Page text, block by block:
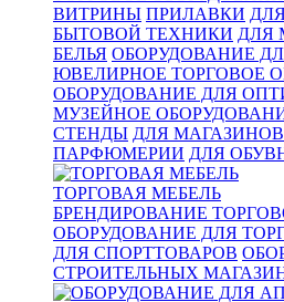
ВИТРИНЫ ПРИЛАВКИ
БЫТОВОЙ ТЕХНИКИ ДЛЯ
БЕЛЬЯ ОБОРУДОВАНИЕ
ЮВЕЛИРНОЕ ТОРГОВОЕ
ОБОРУДОВАНИЕ ДЛЯ
МУЗЕЙНОЕ
СТЕНДЫ ДЛЯ
ПАРФЮМЕРИИ ДЛЯ
ТОРГОВАЯ МЕБЕЛЬ
БРЕНДИРОВАНИЕ
ОБОРУДОВАНИЕ ДЛЯ
ДЛЯ СПОРТТОВАРОВ
СТРОИТЕЛЬНЫХ